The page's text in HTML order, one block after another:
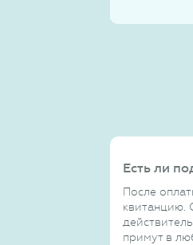
Есть ли
После
квитанцию.
примут в